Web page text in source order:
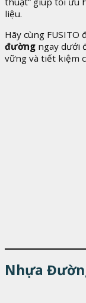
liệu.
Hãy cùng FUSITO
đường ngay dưới
vững và tiết kiệm
Nhựa